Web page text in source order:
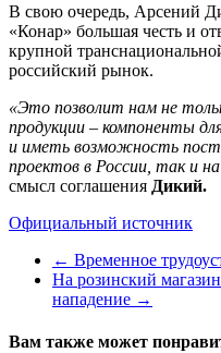
В свою очередь, Арсений
«Конар» большая честь и
крупной
российский рынок.
«Это позволит нам не
продукции – компоненты
и иметь возможность
проектов в России, так и
смысл соглашения Дикий.
Официальный источник
← Временное
На розинский
нападение →
Вам также может